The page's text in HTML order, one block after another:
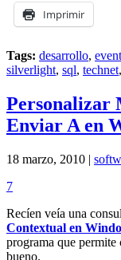
Imprimir
Tags: desarrollo,
silverlight, sql, technet,
Personalizar
Enviar A en
18 marzo, 2010 |
7
Recíen veía una
Contextual en
programa que
bueno.